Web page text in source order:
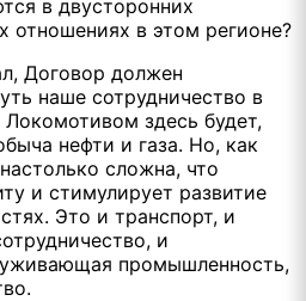
в двусторонних
отношениях в этом регионе?
Договор должен
наше сотрудничество в
здесь будет,
нефти и газа. Но, как
сложна, что
и стимулирует развитие
Это и транспорт, и
и
промышленность,